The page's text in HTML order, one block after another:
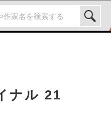
ナル 21